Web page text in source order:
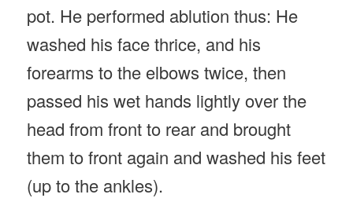
pot. He performed ablution thus: He
washed his face thrice, and his
forearms to the elbows twice, then
passed his wet hands lightly over the
head from front to rear and brought
them to front again and washed his feet
(up to the ankles).